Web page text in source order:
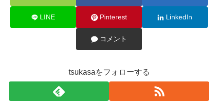
LINE Pinterest LinkedIn
コメント
tsukasaをフォローする